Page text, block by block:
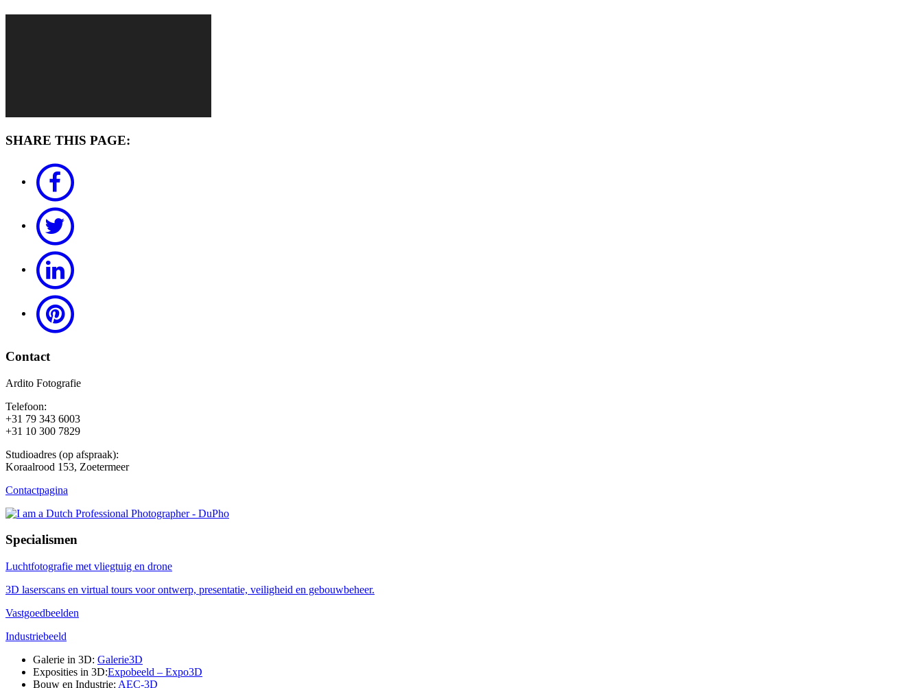
SHARE THIS PAGE:
Contact
Ardito Fotografie
Telefoon:
+31 79 343 6003
+31 10 300 7829
Studioadres (op afspraak):
Koraalrood 153, Zoetermeer
Contactpagina
Specialismen
Luchtfotografie met vliegtuig en drone
3D laserscans en virtual tours voor ontwerp, presentatie, veiligheid en gebouwbeheer.
Vastgoedbeelden
Industriebeeld
Galerie in 3D: Galerie3D
Exposities in 3D:Expobeeld – Expo3D
Bouw en Industrie: AEC-3D